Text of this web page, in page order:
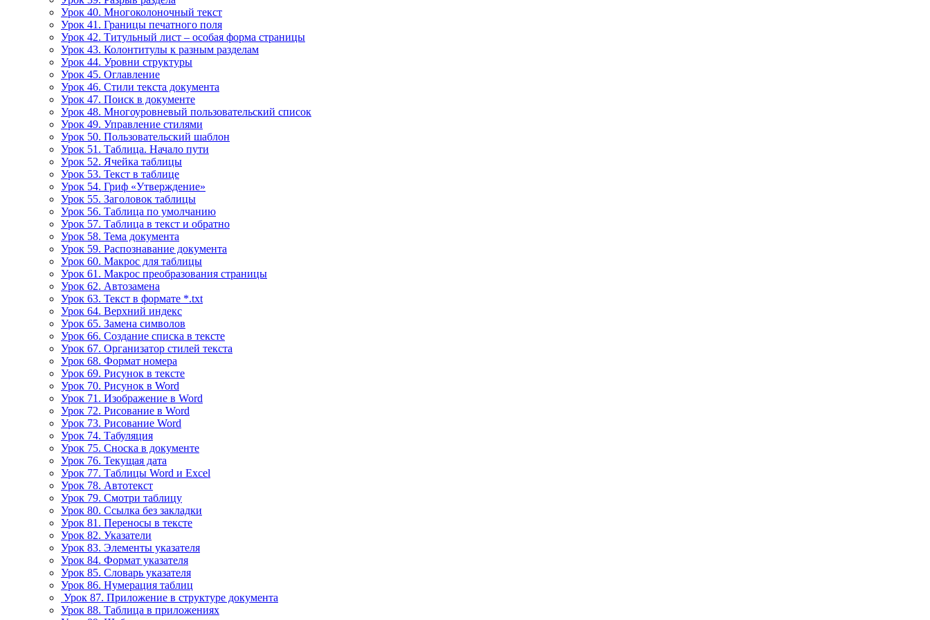
Урок 40. Многоколоночный текст
Урок 41. Границы печатного поля
Урок 42. Титульный лист – особая форма страницы
Урок 43. Колонтитулы к разным разделам
Урок 44. Уровни структуры
Урок 45. Оглавление
Урок 46. Стили текста документа
Урок 47. Поиск в документе
Урок 48. Многоуровневый пользовательский список
Урок 49. Управление стилями
Урок 50. Пользовательский шаблон
Урок 51. Таблица. Начало пути
Урок 52. Ячейка таблицы
Урок 53. Текст в таблице
Урок 54. Гриф «Утверждение»
Урок 55. Заголовок таблицы
Урок 56. Таблица по умолчанию
Урок 57. Таблица в текст и обратно
Урок 58. Тема документа
Урок 59. Распознавание документа
Урок 60. Макрос для таблицы
Урок 61. Макрос преобразования страницы
Урок 62. Автозамена
Урок 63. Текст в формате *.txt
Урок 64. Верхний индекс
Урок 65. Замена символов
Урок 66. Создание списка в тексте
Урок 67. Организатор стилей текста
Урок 68. Формат номера
Урок 69. Рисунок в тексте
Урок 70. Рисунок в Word
Урок 71. Изображение в Word
Урок 72. Рисование в Word
Урок 73. Рисование Word
Урок 74. Табуляция
Урок 75. Сноска в документе
Урок 76. Текущая дата
Урок 77. Таблицы Word и Excel
Урок 78. Автотекст
Урок 79. Смотри таблицу
Урок 80. Ссылка без закладки
Урок 81. Переносы в тексте
Урок 82. Указатели
Урок 83. Элементы указателя
Урок 84. Формат указателя
Урок 85. Словарь указателя
Урок 86. Нумерация таблиц
Урок 87. Приложение в структуре документа
Урок 88. Таблица в приложениях